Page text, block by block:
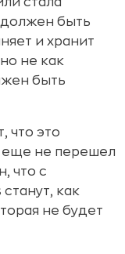
быть
и хранит
не как
быть
что это
еще не перешел
что с
как
не будет